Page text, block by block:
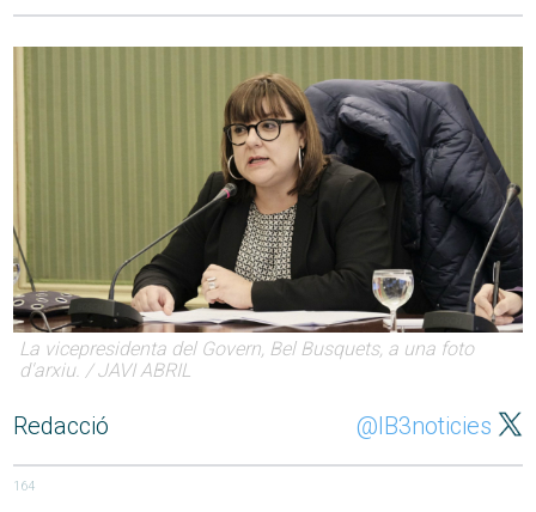
La vicepresidenta del Govern, Bel Busquets, a una foto
d'arxiu. / JAVI ABRIL
Redacció @IB3noticies
164